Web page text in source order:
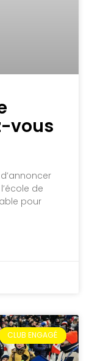
vous
de
pour
CLUB ENGAGÉ